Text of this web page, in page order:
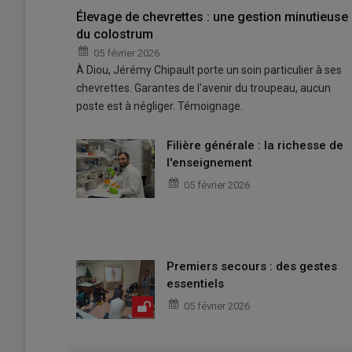
Élevage de chevrettes : une gestion minutieuse
du colostrum
05 février 2026
À Diou, Jérémy Chipault porte un soin particulier à ses
chevrettes. Garantes de l'avenir du troupeau, aucun
poste est à négliger. Témoignage.
Filière générale : la richesse de
l'enseignement
05 février 2026
Premiers secours : des gestes
essentiels
05 février 2026